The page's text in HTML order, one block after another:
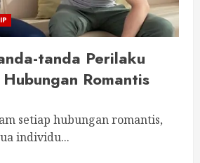
tanda Perilaku
Romantis
setiap hubungan romantis,
individu...